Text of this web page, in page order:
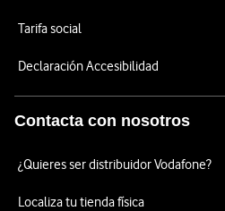
Tarifa social
Declaración Accesibilidad
Contacta con nosotros
¿Quieres ser distribuidor Vodafone?
Localiza tu tienda física